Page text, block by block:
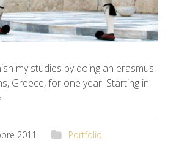
my studies by doing an erasmus
Greece, for one year. Starting in
2011 Portfolio